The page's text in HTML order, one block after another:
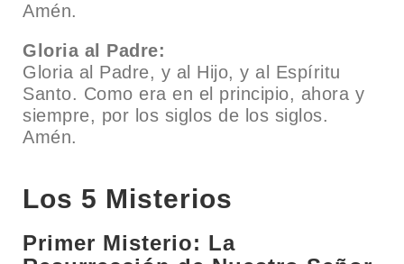
Amén.
Gloria al Padre:
Gloria al Padre, y al Hijo, y al Espíritu
Santo. Como era en el principio, ahora y
siempre, por los siglos de los siglos.
Amén.
Los 5 Misterios
Primer Misterio: La